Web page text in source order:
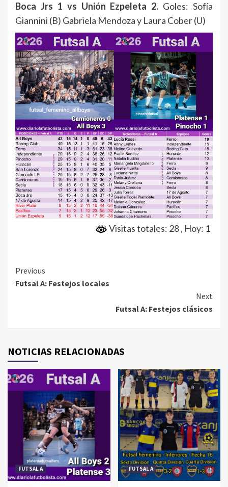
Boca Jrs 1 vs Unión Ezpeleta 2. Goles: Sofía
Giannini (B) Gabriela Mendoza y Laura Cober (U)
Visitas totales: 28, Hoy: 1
Continue
Reading
Previous
Futsal A: Festejos locales
Next
Futsal A: Festejos clásicos
NOTICIAS RELACIONADAS
FUTSAL A FUTSAL A